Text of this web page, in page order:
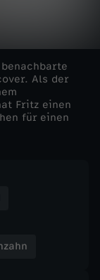
Als der
Fritz einen
für einen